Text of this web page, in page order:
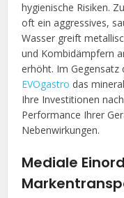
hygienische Risiken.
oft ein aggressives,
Wasser greift
und Kombidämpfern
erhöht. Im Gegensatz
EVOgastro das
Ihre Investitionen
Performance Ihrer
Nebenwirkungen.
Mediale